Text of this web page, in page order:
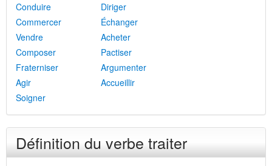
Conduire
Diriger
Commercer
Échanger
Vendre
Acheter
Composer
Pactiser
Fraterniser
Argumenter
Agir
Accueillir
Soigner
Définition du verbe traiter